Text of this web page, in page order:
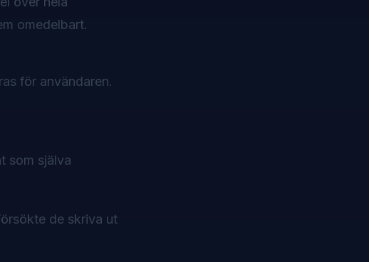
omedelbart.
för användaren.
som själva
de skriva ut